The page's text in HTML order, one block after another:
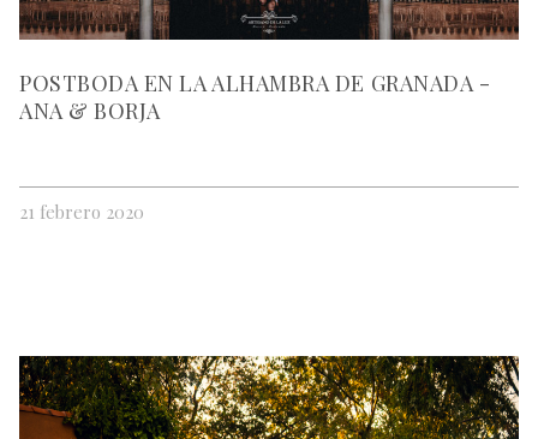
POSTBODA EN LA ALHAMBRA DE GRANADA -
ANA & BORJA
21 febrero 2020